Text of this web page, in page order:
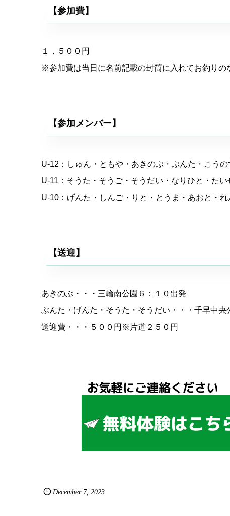
【参加費】
１，５００円
※参加費は当日に名前記載の封筒に入れてお釣りの
【参加メンバー】
U-12：しゅん・ともや・あきのぶ・ぶんた・こう
U-11：そうた・そうご・そうだい・なりひと・た
U-10：げんた・しんご・りと・とうま・あおと・
【送迎】
あきのぶ・・・三輪南公園６：１０出発
ぶんた・げんた・そうた・そうだい・・・千早中央
送迎費・・・５００円※片道２５０円
December 7,2023